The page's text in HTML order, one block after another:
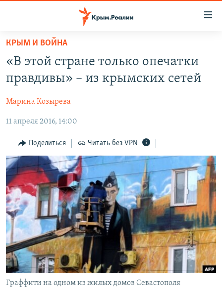
Вернуться
основному
содержанию
Вернутся
навигации
Вернутся
поиску
СПЕЦПРОЕКТЫ
КАРТА ВОЕННЫХ ОБЪЕКТОВ КРЫМА
11 ЛЕТ ОККУПАЦИИ КРЫМА. 11 ИСТОРИЙ СОПРОТИВЛЕНИЯ
ВОДА
ИСТОРИЯ
ЕЩЕ
ИНТЕРАКТИВ
ИНФОГРАФИКА
ТЕЛЕПРОЕКТ КРЫМ.РЕАЛИИ
СОВЕТЫ ПРАВОЗАЩИТНИКОВ
ПРОПАВШИЕ БЕЗ ВЕСТИ
ПОБЕДИТЕЛЕЙ НЕ СУДЯТ?
КРЫМ.НЕПОКОРЕННЫЙ
ELIFBE
УКРАИНСКАЯ ПРОБЛЕМА КРЫМА
РАДІО СВОБОДА
КАК ОБОЙТИ БЛОКИРОВКУ
Українською
Qırımtatar
ПРИСОЕДИНЯЙТЕСЬ!
КРЫМ И ВОЙНА
«В этой стране только опечатки
правдивы» – из крымских сетей
Марина Козырева
11 апреля 2016, 14:00
Поделиться Читать без VPN
Граффити на одном из жилых домов Севастополя